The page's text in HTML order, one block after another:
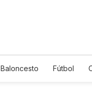
Baloncesto Fútbol